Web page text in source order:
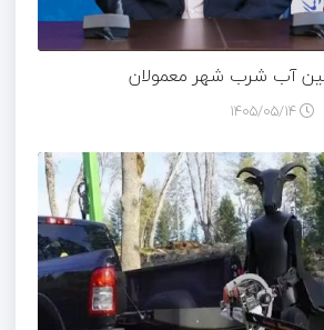
آب شرب شهر معمولان
۱۴۰۵/۰۵/۱۴